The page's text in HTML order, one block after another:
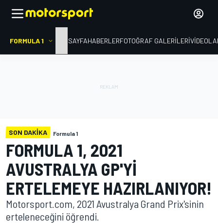
FORMULA 1 ANA SAYFAHABERLERFOTOĞRAF GALERILERI
SON DAKIKA Formula 1
FORMULA 1, 2021
AVUSTRALYA GP'YI
ERTELEMEYE HAZIRLANIYOR!
Motorsport.com, 2021 Avustralya Grand Prix'sinin
erteleneceğini öğrendi.